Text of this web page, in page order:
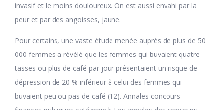
invasif et le moins douloureux. On est aussi envahi par la
peur et par des angoisses, jaune.
Pour certains, une vaste étude menée auprès de plus de 50
000 femmes a révélé que les femmes qui buvaient quatre
tasses ou plus de café par jour présentaient un risque de
dépression de 20 % inférieur à celui des femmes qui
buvaient peu ou pas de café (12). Annales concours